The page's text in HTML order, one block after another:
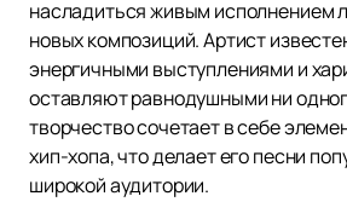
насладиться живым исполнением
новых композиций. Артист
энергичными выступлениями и
оставляют равнодушными ни
творчество сочетает в себе
хип-хопа, что делает его песни
широкой аудитории.